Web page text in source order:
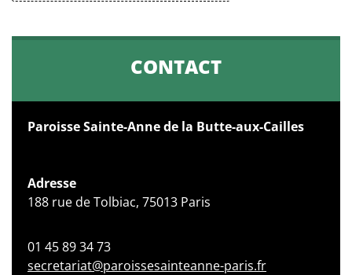
CONTACT
Paroisse Sainte-Anne de la Butte-aux-Cailles
Adresse
188 rue de Tolbiac, 75013 Paris
01 45 89 34 73
secretariat@paroissesainteanne-paris.fr